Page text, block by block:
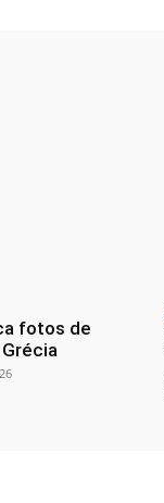
fotos de